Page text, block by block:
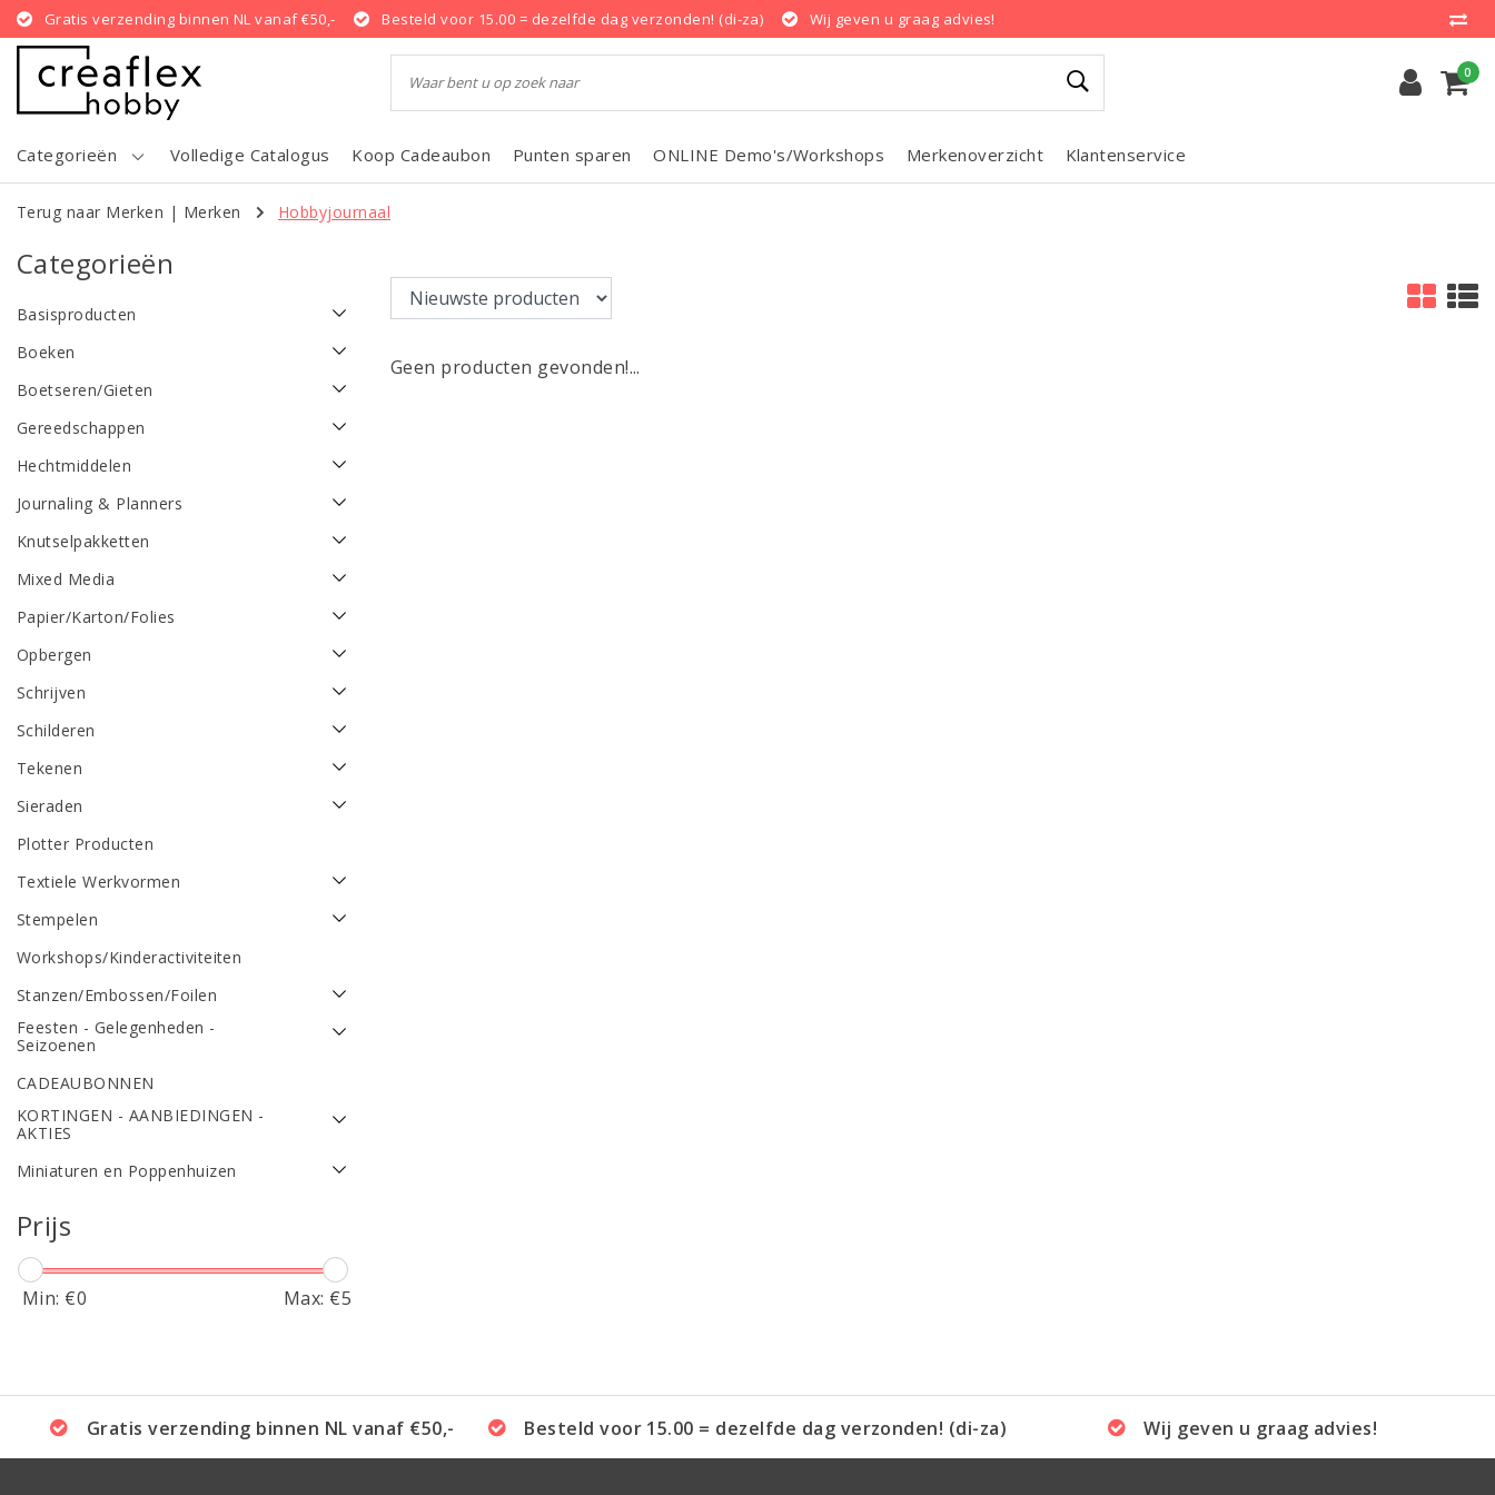
Gratis verzending binnen NL vanaf €50,- Besteld voor 15.00 = dezelfde dag verzonden! (di-za) Wij geven u graag advies!
0
Categorieën Volledige Catalogus Koop Cadeaubon Punten sparen ONLINE Demo's/Workshops Merkenoverzicht Klantenservice
Terug naar Merken | Merken Hobbyjournaal
Categorieën
Basisproducten
Boeken
Boetseren/Gieten
Gereedschappen
Hechtmiddelen
Journaling & Planners
Knutselpakketten
Mixed Media
Papier/Karton/Folies
Opbergen
Schrijven
Schilderen
Tekenen
Sieraden
Plotter Producten
Textiele Werkvormen
Stempelen
Workshops/Kinderactiviteiten
Stanzen/Embossen/Foilen
Feesten - Gelegenheden -
Seizoenen
CADEAUBONNEN
KORTINGEN - AANBIEDINGEN -
AKTIES
Miniaturen en Poppenhuizen
Prijs
Min: €0 Max: €5
Geen producten gevonden!...
Gratis verzending binnen NL vanaf €50,- Besteld voor 15.00 = dezelfde dag verzonden! (di-za) Wij geven u graag advies!